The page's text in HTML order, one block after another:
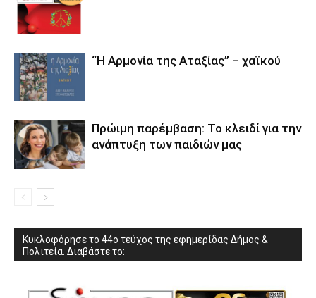
“Η Αρμονία της Αταξίας” – χαϊκού
Πρώιμη παρέμβαση: Το κλειδί για την
ανάπτυξη των παιδιών µας
Κυκλοφόρησε το 44ο τεύχος της εφημερίδας Δήμος &
Πολιτεία. Διαβάστε το: